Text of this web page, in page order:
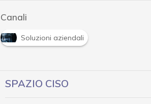
Canali
Soluzioni aziendali
SPAZIO CISO